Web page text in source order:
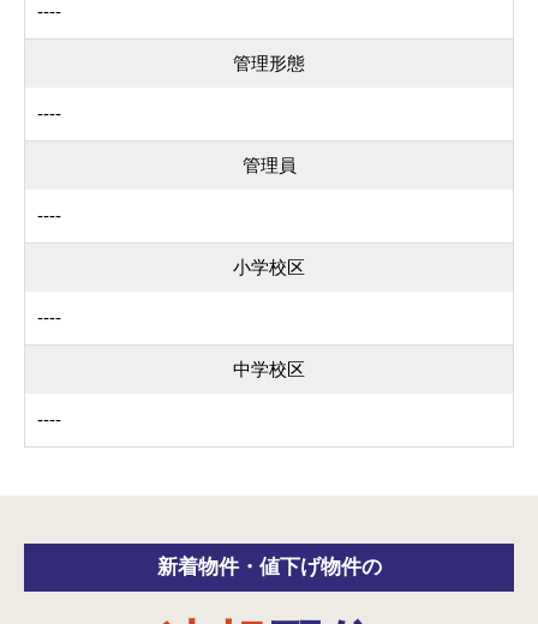
----
管理形態
----
管理員
----
小学校区
----
中学校区
----
新着物件・ 値下げ物件の